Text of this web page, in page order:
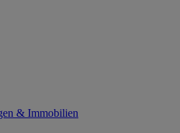
& Immobilien